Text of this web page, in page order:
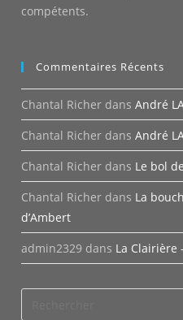
compétents.
Commentaires Récents
Chantal Richer dansAndré
Chantal Richer dansAndré
Chantal Richer dans Le bol
Chantal Richer dans La
d’Ambert
admin2329 dans La Clairière